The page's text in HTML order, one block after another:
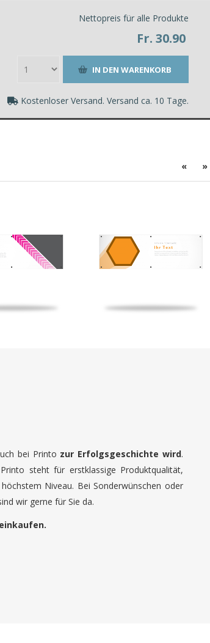
Nettopreis für alle Produkte
Fr. 30.90
Kostenloser Versand. Versand ca. 10 Tage.
« »
bei Printo zur Erfolgsgeschichte wird.
steht für erstklassige Produktqualität,
Niveau. Bei Sonderwünschen oder
wir gerne für Sie da.